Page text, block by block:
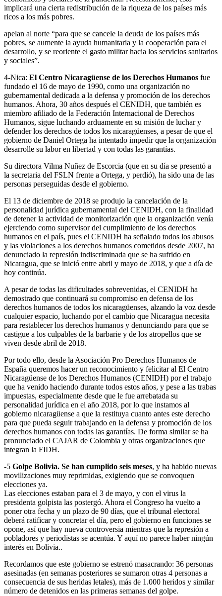
implicará una cierta redistribución de la riqueza de los países más
ricos a los más pobres.
apelan al norte “para que se cancele la deuda de los países más
pobres, se aumente la ayuda humanitaria y la cooperación para el
desarrollo, y se reoriente el gasto militar hacia los servicios sanitarios
y sociales”.
4-Nica: El Centro Nicaragüense de los Derechos Humanos fue
fundado el 16 de mayo de 1990, como una organización no
gubernamental dedicada a la defensa y promoción de los derechos
humanos. Ahora, 30 años después el CENIDH, que también es
miembro afiliado de la Federación Internacional de Derechos
Humanos, sigue luchando arduamente en su misión de luchar y
defender los derechos de todos los nicaragüenses, a pesar de que el
gobierno de Daniel Ortega ha intentado impedir que la organización
desarrolle su labor en libertad y con todas las garantías.
Su directora Vilma Nuñez de Escorcia (que en su día se presentó a
la secretaria del FSLN frente a Ortega, y perdió), ha sido una de las
personas perseguidas desde el gobierno.
El 13 de diciembre de 2018 se produjo la cancelación de la
personalidad jurídica gubernamental del CENIDH, con la finalidad
de detener la actividad de monitorización que la organización venía
ejerciendo como supervisor del cumplimiento de los derechos
humanos en el país, pues el CENIDH ha señalado todos los abusos
y las violaciones a los derechos humanos cometidos desde 2007, ha
denunciado la represión indiscriminada que se ha sufrido en
Nicaragua, que se inició entre abril y mayo de 2018, y que a día de
hoy continúa.
A pesar de todas las dificultades sobrevenidas, el CENIDH ha
demostrado que continuará su compromiso en defensa de los
derechos humanos de todos los nicaragüenses, alzando la voz desde
cualquier espacio, luchando por el cambio que Nicaragua necesita
para restablecer los derechos humanos y denunciando para que se
castigue a los culpables de la barbarie y de los atropellos que se
viven desde abril de 2018.
Por todo ello, desde la Asociación Pro Derechos Humanos de
España queremos hacer un reconocimiento y felicitar al El Centro
Nicaragüense de los Derechos Humanos (CENIDH) por el trabajo
que ha venido haciendo durante todos estos años, y pese a las trabas
impuestas, especialmente desde que le fue arrebatada su
personalidad jurídica en el año 2018, por lo que instamos al
gobierno nicaragüense a que la restituya cuanto antes este derecho
para que pueda seguir trabajando en la defensa y promoción de los
derechos humanos con todas las garantías. De forma similar se ha
pronunciado el CAJAR de Colombia y otras organizaciones que
integran la FIDH.
-5 Golpe Bolivia. Se han cumplido seis meses, y ha habido nuevas
movilizaciones muy reprimidas, exigiendo que se convoquen
elecciones ya.
Las elecciones estaban para el 3 de mayo, y con el virus la
presidenta golpista las postergó. Ahora el Congreso ha vuelto a
poner otra fecha y un plazo de 90 días, que el tribunal electoral
deberá ratificar y concretar el día, pero el gobierno en funciones se
opone, así que hay nueva controversia mientras que la represión a
pobladores y periodistas se acentúa. Y aquí no parece haber ningún
interés en Bolivia..
Recordamos que este gobierno se estrenó masacrando: 36 personas
asesinadas (en semanas posteriores se sumaron otras 4 personas a
consecuencia de sus heridas letales), más de 1.000 heridos y similar
número de detenidos en las primeras semanas del golpe.